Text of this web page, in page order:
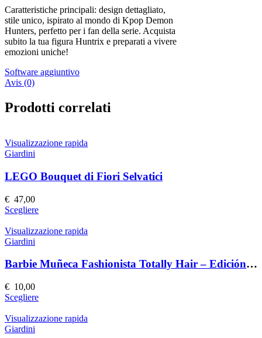
Caratteristiche principali: design dettagliato,
stile unico, ispirato al mondo di Kpop Demon
Hunters, perfetto per i fan della serie. Acquista
subito la tua figura Huntrix e preparati a vivere
emozioni uniche!
Software aggiuntivo
Avis (0)
Prodotti correlati
Visualizzazione rapida
Giardini
LEGO Bouquet di Fiori Selvatici
€ 47,00
ScegliereQuesto
ha
Le
scelte
nella
pagina
Visualizzazione rapida
Giardini
Barbie Muñeca Fashionista Totally Hair – Edición Speciale
€ 10,00
ScegliereQuesto
ha
Visualizzazione rapida
Giardini